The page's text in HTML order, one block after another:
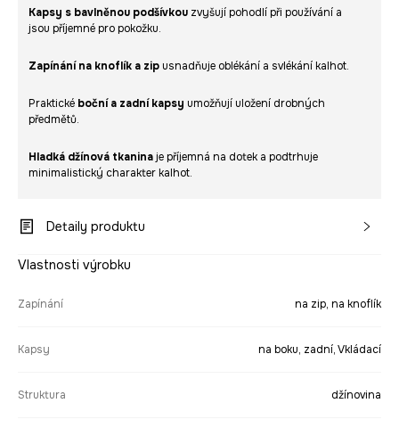
Kapsy s bavlněnou podšívkou zvyšují pohodlí při používání a
jsou příjemné pro pokožku.
Zapínání na knoflík a zip usnadňuje oblékání a svlékání kalhot.
Praktické boční a zadní kapsy umožňují uložení drobných
předmětů.
Hladká džínová tkaninaje příjemná na dotek a podtrhuje
minimalistický charakter kalhot.
Detaily produktu
Vlastnosti výrobku
Zapínání na zip, na knoflík
Kapsy na boku, zadní, Vkládací
Struktura džínovina